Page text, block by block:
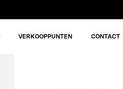
VERKOOPPUNTEN CONTACT